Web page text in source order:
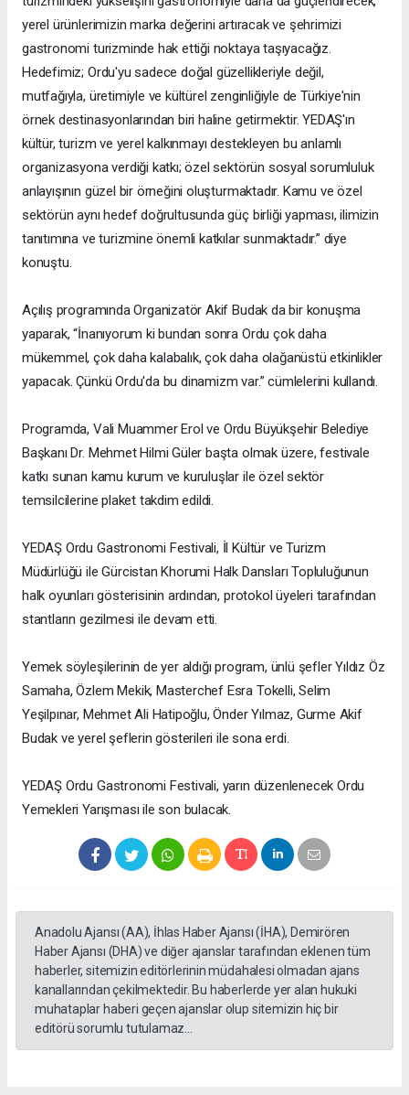
yerel ürünlerimizin marka değerini artıracak ve şehrimizi
gastronomi turizminde hak ettiği noktaya taşıyacağız.
Hedefimiz; Ordu'yu sadece doğal güzellikleriyle değil,
mutfağıyla, üretimiyle ve kültürel zenginliğiyle de Türkiye'nin
örnek destinasyonlarından biri haline getirmektir. YEDAŞ'ın
kültür, turizm ve yerel kalkınmayı destekleyen bu anlamlı
organizasyona verdiği katkı; özel sektörün sosyal sorumluluk
anlayışının güzel bir örneğini oluşturmaktadır. Kamu ve özel
sektörün aynı hedef doğrultusunda güç birliği yapması, ilimizin
tanıtımına ve turizmine önemli katkılar sunmaktadır.” diye
konuştu.
Açılış programında Organizatör Akif Budak da bir konuşma
yaparak, “İnanıyorum ki bundan sonra Ordu çok daha
mükemmel, çok daha kalabalık, çok daha olağanüstü etkinlikler
yapacak. Çünkü Ordu'da bu dinamizm var.” cümlelerini kullandı.
Programda, Vali Muammer Erol ve Ordu Büyükşehir Belediye
Başkanı Dr. Mehmet Hilmi Güler başta olmak üzere, festivale
katkı sunan kamu kurum ve kuruluşlar ile özel sektör
temsilcilerine plaket takdim edildi.
YEDAŞ Ordu Gastronomi Festivali, İl Kültür ve Turizm
Müdürlüğü ile Gürcistan Khorumi Halk Dansları Topluluğunun
halk oyunları gösterisinin ardından, protokol üyeleri tarafından
stantların gezilmesi ile devam etti.
Yemek söyleşilerinin de yer aldığı program, ünlü şefler Yıldız Öz
Samaha, Özlem Mekik, Masterchef Esra Tokelli, Selim
Yeşilpınar, Mehmet Ali Hatipoğlu, Önder Yılmaz, Gurme Akif
Budak ve yerel şeflerin gösterileri ile sona erdi.
YEDAŞ Ordu Gastronomi Festivali, yarın düzenlenecek Ordu
Yemekleri Yarışması ile son bulacak.
Anadolu Ajansı (AA), İhlas Haber Ajansı (İHA), Demirören
Haber Ajansı (DHA) ve diğer ajanslar tarafından eklenen tüm
haberler, sitemizin editörlerinin müdahalesi olmadan ajans
kanallarından çekilmektedir. Bu haberlerde yer alan hukuki
muhataplar haberi geçen ajanslar olup sitemizin hiç bir
editörü sorumlu tutulamaz...